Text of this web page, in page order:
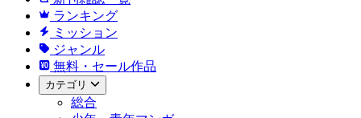
ランキング
ミッション
ジャンル
無料・セール作品
カテゴリ
総合